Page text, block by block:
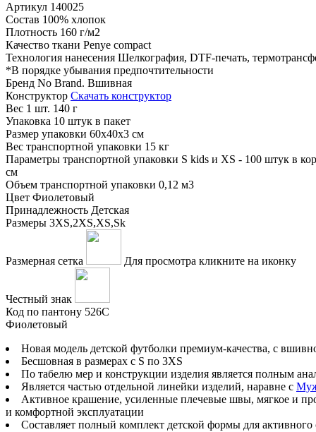
Артикул 140025
Состав 100% хлопок
Плотность 160 г/м2
Качество ткани Penye compact
Технология нанесения Шелкография, DTF-печать,
*В порядке убывания предпочтительности
Бренд No Brand. Вшивная
Конструктор Скачать конструктор
Вес 1 шт. 140 г
Упаковка 10 штук в пакет
Размер упаковки 60x40x3 см
Вес транспортной упаковки 15 кг
Параметры транспортной упаковки S kids и XS - 100 штук в
см
Объем транспортной упаковки 0,12 м3
Цвет Фиолетовый
Принадлежность Детская
Размеры 3XS,2XS,XS,Sk
Размерная сетка Для просмотра кликните на иконку
Честный знак
Код по пантону 526C
Фиолетовый
Новая модель детской футболки премиум-качества, с
Бесшовная в размерах с S по 3XS
По табелю мер и конструкции изделия является полным
Является частью отдельной линейки изделий, наравне с
Активное крашение, усиленные плечевые швы, мягкое и
и комфортной эксплуатации
Составляет полный комплект детской формы для